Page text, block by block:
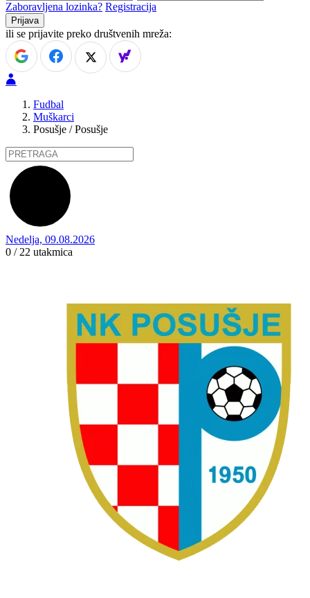
Zaboravljena lozinka? Registracija
ili se prijavite preko društvenih mreža:
Fudbal
Muškarci
Posušje / Posušje
Nedelja, 09.08.2026
0 / 22 utakmica